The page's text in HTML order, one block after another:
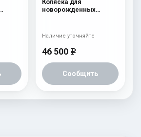
Коляска для
новорожденных
46 500 e
Сообщить
Наличие уточняйте